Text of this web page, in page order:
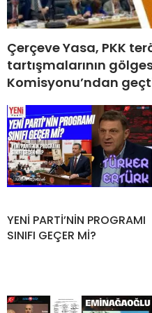
Çerçeve Yasa, PKK
tartışmalarının
Komisyonu’ndan
YENİ PARTİ’NİN PROGRAMI
SINIFI GEÇER Mİ?